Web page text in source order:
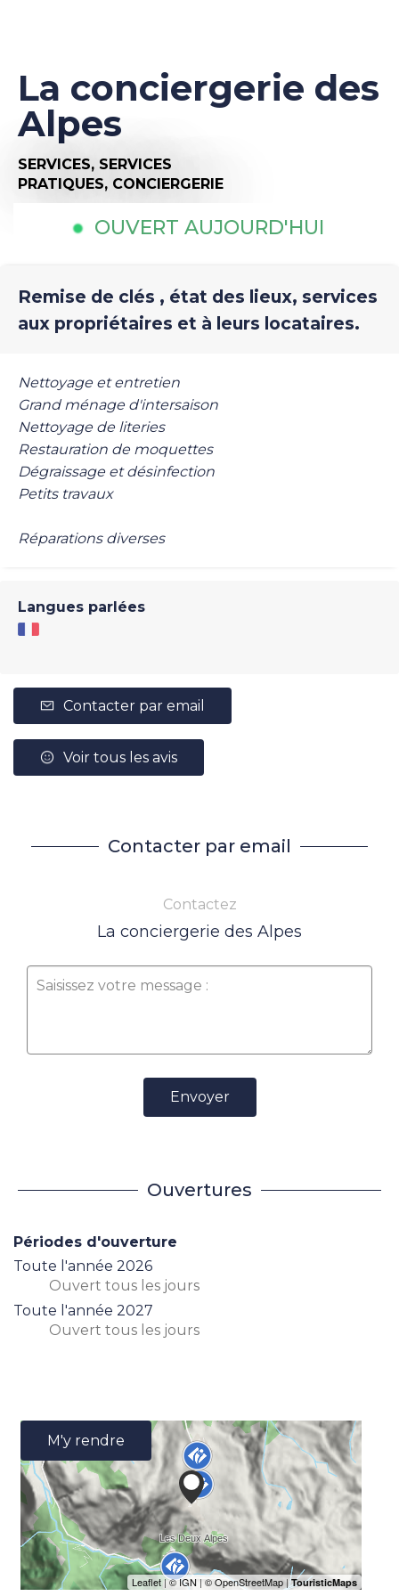
La conciergerie des
Alpes
SERVICES, SERVICES
PRATIQUES, CONCIERGERIE
OUVERT AUJOURD'HUI
Remise de clés , état des lieux, services
aux propriétaires et à leurs locataires.
Nettoyage et entretien
Grand ménage d'intersaison
Nettoyage de literies
Restauration de moquettes
Dégraissage et désinfection
Petits travaux
Réparations diverses
Langues parlées
Contacter par email
Voir tous les avis
Contacter par email
Contactez
La conciergerie des Alpes
Envoyer
Ouvertures
Périodes d'ouverture
Toute l'année 2026
Ouvert tous les jours
Toute l'année 2027
Ouvert tous les jours
M'y rendre